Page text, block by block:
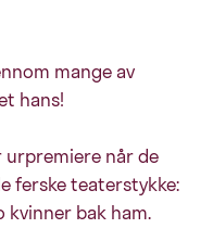
mange av
hans!
urpremiere når de
ferske teaterstykke:
kvinner bak ham.